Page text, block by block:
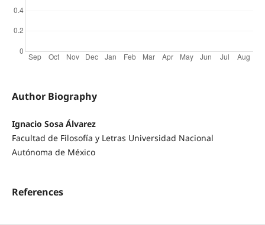
Author Biography
Ignacio Sosa Álvarez
Facultad de Filosofía y Letras Universidad Nacional
Autónoma de México
References